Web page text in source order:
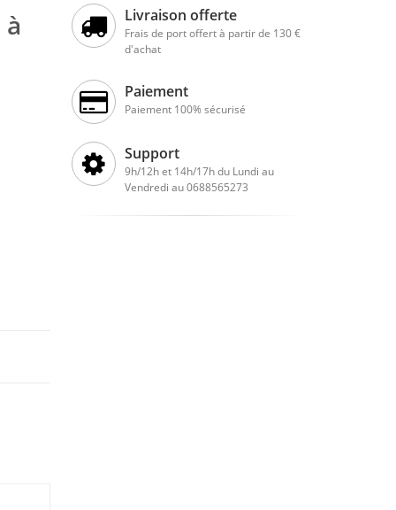
Livraison offerte
Frais de port offert à partir de 130 €
d'achat
Paiement
Paiement 100% sécurisé
Support
9h/12h et 14h/17h du Lundi au
Vendredi au 0688565273